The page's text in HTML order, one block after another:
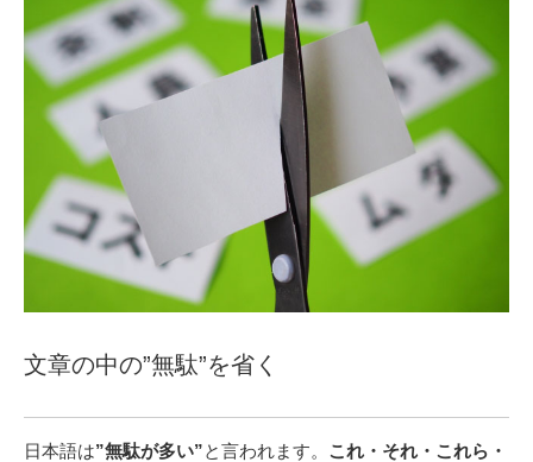
文章の中の”無駄”を省く
日本語は”無駄が多い”と言われます。 これ・それ・これら・